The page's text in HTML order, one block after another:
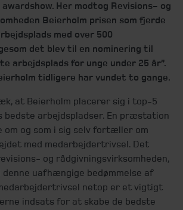
Her modtog Revisions- og
Beierholm prisen som fjerde
med over 500
det blev til en nominering til
arbejdsplads for unge under 25 år”.
tidligere har vundet to gange.
at Beierholm placerer sig i top-5
bedste arbejdspladser. En præstation
om og som i sig selv fortæller om
med medarbejdertrivsel. Det
og rådgivningsvirksomheden,
uafhængige bedømmelse af
netop er et vigtigt
indsats for at skabe de bedste